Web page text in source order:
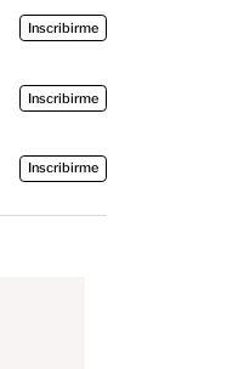
Inscribirme
Inscribirme
Inscribirme